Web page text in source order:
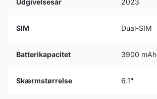
Udgivelsesår 2023
SIM Dual-SIM
Batterikapacitet 3900 mAh
Skærmstørrelse 6.1"